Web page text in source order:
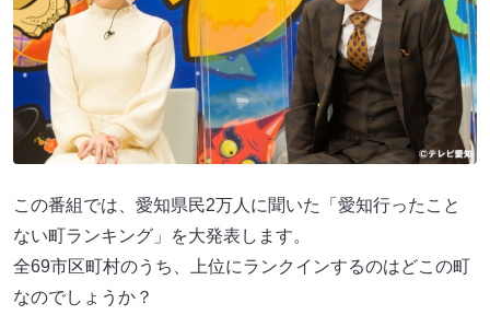
この番組では、愛知県民2万人に聞いた「愛知行ったこと
ない町ランキング」を大発表します。
全69市区町村のうち、上位にランクインするのはどこの町
なのでしょうか？